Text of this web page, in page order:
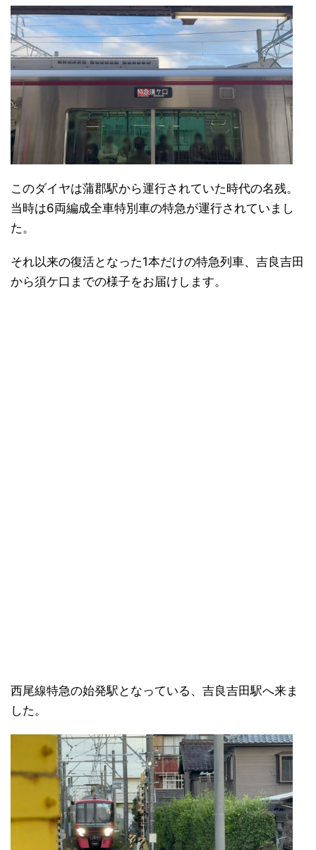
縦断(10)
このダイヤは蒲郡駅から運行されていた時代の名残。
当時は6両編成全車特別車の特急が運行されていまし
た。
それ以来の復活となった1本だけの特急列車、吉良吉田
から須ケ口までの様子をお届けします。
西尾線特急の始発駅となっている、吉良吉田駅へ来ま
した。